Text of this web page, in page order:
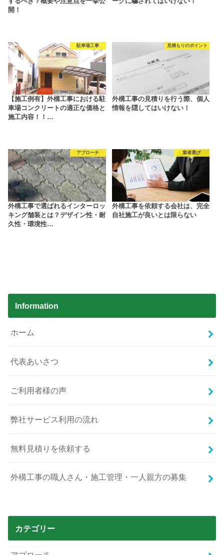
開！
駐車場工事
【施工例有】外構工事における駐
車場コンクリートの適正な価格と
施工内容！！…
見積もりのポイント
外構工事の見積りを行う際、個人
情報を隠してはいけない！
アプローチ
外構工事で選ばれるインターロッ
キング舗装とは？デザイン性・耐
久性・環境性…
業者選び
外構工事を依頼する会社は、完全
自社施工が良いとは限らない
Information
ホーム
代表あいさつ
ご利用者様の声
弊社サービス利用の流れ
無料見積りを依頼する
外構工事の職人さん・施工管理・一人親方の募集
カテゴリー